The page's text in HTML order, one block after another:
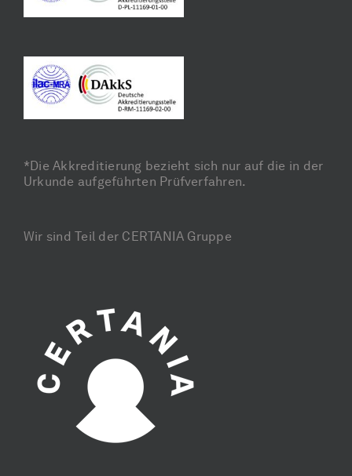
*Die Akkreditierung bezieht sich nur auf die in der
Urkunde aufgeführten Prüfverfahren.
Wir sind Teil der CERTANIA Gruppe